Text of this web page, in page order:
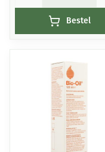
Bestel